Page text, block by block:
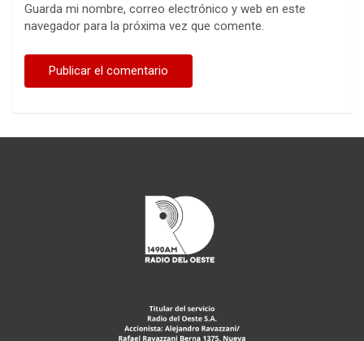
Guarda mi nombre, correo electrónico y web en este
navegador para la próxima vez que comente.